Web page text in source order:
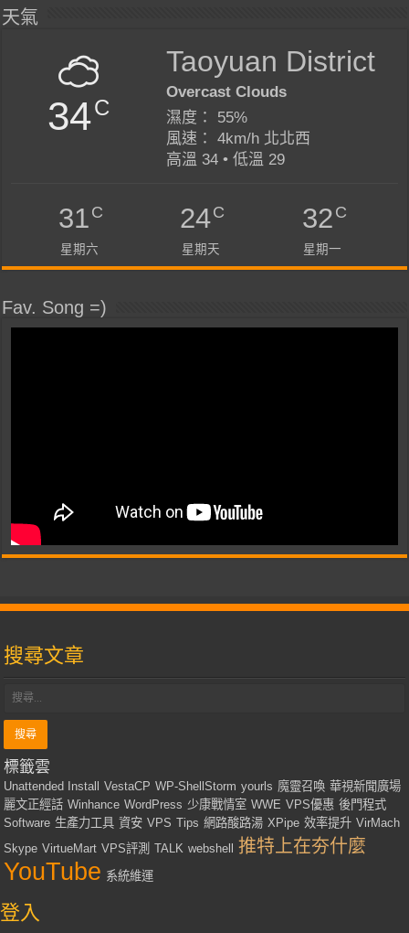
天氣
34C
Taoyuan District
Overcast Clouds
濕度： 55%
風速： 4km/h 北北西
高溫 34 • 低溫 29
31C
星期六
24C
星期天
32C
星期一
Fav. Song =)
搜尋文章
標籤雲
Unattended Install VestaCP WP-ShellStorm yourls 魔靈召喚 華視新聞廣場
麗文正經話 Winhance WordPress 少康戰情室 WWE VPS優惠 後門程式
Software 生產力工具 資安 VPS Tips 網路酸路湯 XPipe 效率提升 VirMach
Skype VirtueMart VPS評測 TALK webshell 推特上在夯什麼
YouTube 系統維運
登入